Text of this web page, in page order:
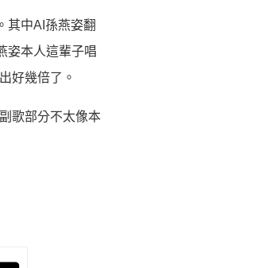
其中AI孫燕姿翻
姿本人這輩子唱
好幾倍了。
歌部分不太像本